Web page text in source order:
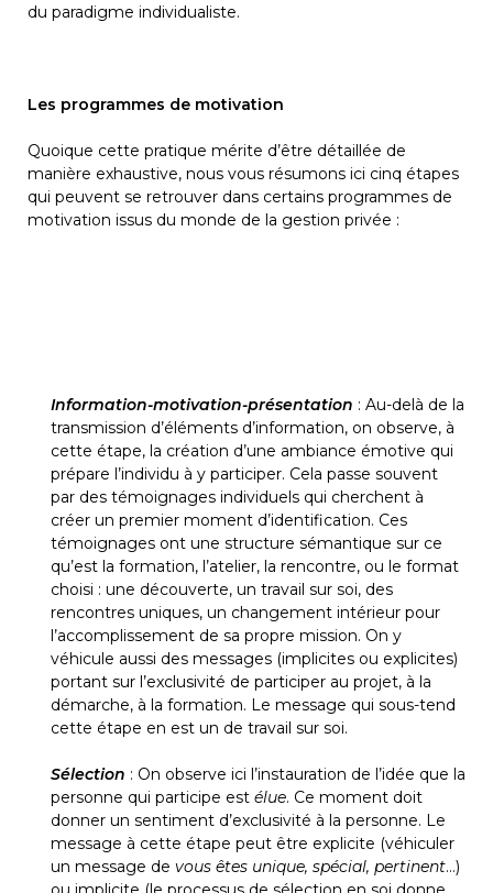
du paradigme individualiste.
Les programmes de motivation
Quoique cette pratique mérite d’être détaillée de
manière exhaustive, nous vous résumons ici cinq étapes
qui peuvent se retrouver dans certains programmes de
motivation issus du monde de la gestion privée :
Information-motivation-présentation : Au-delà de la
transmission d’éléments d’information, on observe, à
cette étape, la création d’une ambiance émotive qui
prépare l’individu à y participer. Cela passe souvent
par des témoignages individuels qui cherchent à
créer un premier moment d’identification. Ces
témoignages ont une structure sémantique sur ce
qu’est la formation, l’atelier, la rencontre, ou le format
choisi : une découverte, un travail sur soi, des
rencontres uniques, un changement intérieur pour
l’accomplissement de sa propre mission. On y
véhicule aussi des messages (implicites ou explicites)
portant sur l’exclusivité de participer au projet, à la
démarche, à la formation. Le message qui sous-tend
cette étape en est un de travail sur soi.
Sélection : On observe ici l’instauration de l’idée que la
personne qui participe est élue. Ce moment doit
donner un sentiment d’exclusivité à la personne. Le
message à cette étape peut être explicite (véhiculer
un message de vous êtes unique, spécial, pertinent…)